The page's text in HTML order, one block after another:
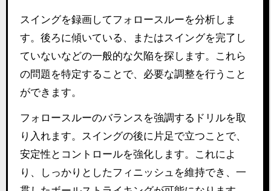
スイングを録画してフォロースルーを分析しま
す。後ろに傾いている、またはスイングを完了し
ていないなどの一般的な欠陥を探します。これら
の問題を特定することで、必要な調整を行うこと
ができます。
フォロースルーのバランスを強調するドリルを取
り入れます。スイングの後に片足で立つことで、
安定性とコントロールを強化します。これによ
り、しっかりとしたフィニッシュを維持でき、一